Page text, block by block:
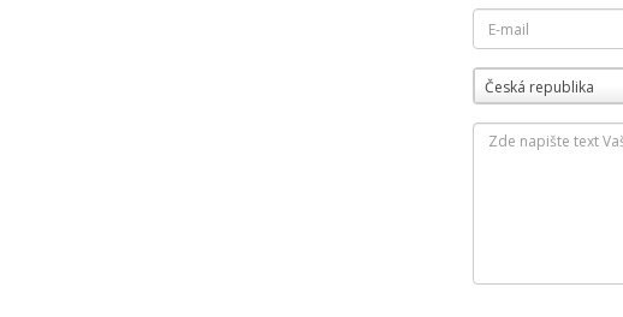
Česká republika